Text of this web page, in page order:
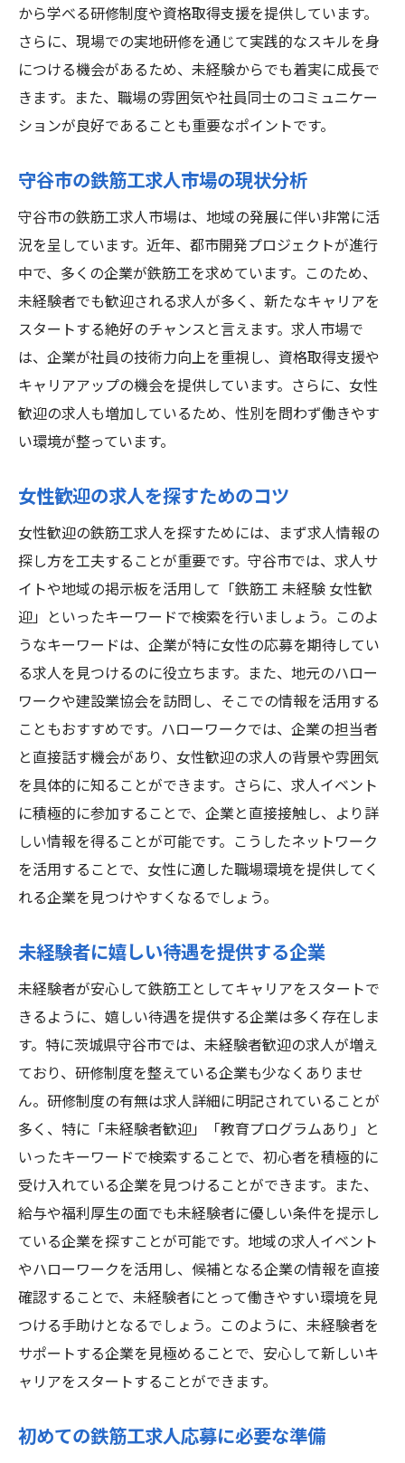
から学べる研修制度や資格取得支援を提供しています。
さらに、現場での実地研修を通じて実践的なスキルを身
につける機会があるため、未経験からでも着実に成長で
きます。また、職場の雰囲気や社員同士のコミュニケー
ションが良好であることも重要なポイントです。
守谷市の鉄筋工求人市場の現状分析
守谷市の鉄筋工求人市場は、地域の発展に伴い非常に活
況を呈しています。近年、都市開発プロジェクトが進行
中で、多くの企業が鉄筋工を求めています。このため、
未経験者でも歓迎される求人が多く、新たなキャリアを
スタートする絶好のチャンスと言えます。求人市場で
は、企業が社員の技術力向上を重視し、資格取得支援や
キャリアアップの機会を提供しています。さらに、女性
歓迎の求人も増加しているため、性別を問わず働きやす
い環境が整っています。
女性歓迎の求人を探すためのコツ
女性歓迎の鉄筋工求人を探すためには、まず求人情報の
探し方を工夫することが重要です。守谷市では、求人サ
イトや地域の掲示板を活用して「鉄筋工 未経験 女性歓
迎」といったキーワードで検索を行いましょう。このよ
うなキーワードは、企業が特に女性の応募を期待してい
る求人を見つけるのに役立ちます。また、地元のハロー
ワークや建設業協会を訪問し、そこでの情報を活用する
こともおすすめです。ハローワークでは、企業の担当者
と直接話す機会があり、女性歓迎の求人の背景や雰囲気
を具体的に知ることができます。さらに、求人イベント
に積極的に参加することで、企業と直接接触し、より詳
しい情報を得ることが可能です。こうしたネットワーク
を活用することで、女性に適した職場環境を提供してく
れる企業を見つけやすくなるでしょう。
未経験者に嬉しい待遇を提供する企業
未経験者が安心して鉄筋工としてキャリアをスタートで
きるように、嬉しい待遇を提供する企業は多く存在しま
す。特に茨城県守谷市では、未経験者歓迎の求人が増え
ており、研修制度を整えている企業も少なくありませ
ん。研修制度の有無は求人詳細に明記されていることが
多く、特に「未経験者歓迎」「教育プログラムあり」と
いったキーワードで検索することで、初心者を積極的に
受け入れている企業を見つけることができます。また、
給与や福利厚生の面でも未経験者に優しい条件を提示し
ている企業を探すことが可能です。地域の求人イベント
やハローワークを活用し、候補となる企業の情報を直接
確認することで、未経験者にとって働きやすい環境を見
つける手助けとなるでしょう。このように、未経験者を
サポートする企業を見極めることで、安心して新しいキ
ャリアをスタートすることができます。
初めての鉄筋工求人応募に必要な準備